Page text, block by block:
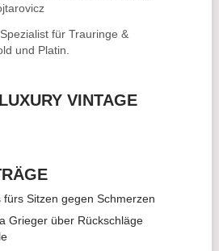
für Trauringe &
und Platin.
VINTAGE
fürs Sitzen gegen Schmerzen
Grieger über Rückschläge